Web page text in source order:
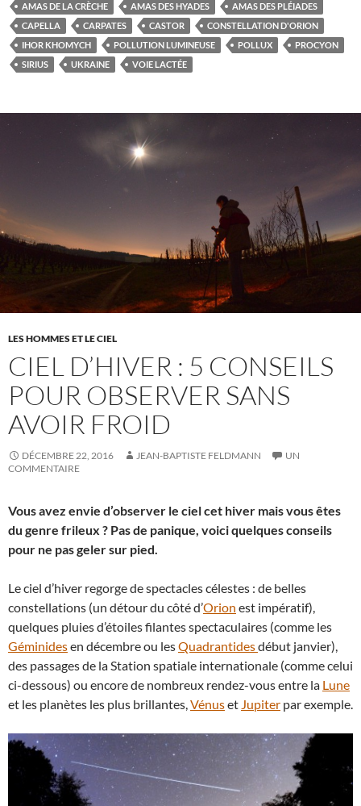
AMAS DE LA CRÈCHE AMAS DES HYADES
AMAS DES PLÉIADES
CAPELLA
CARPATES CASTOR
CONSTELLATION D'ORION
IHOR KHOMYCH
POLLUTION LUMINEUSE POLLUX
PROCYON
SIRIUS
UKRAINE VOIE LACTÉE
LES HOMMES ET LE CIEL
CIEL D’HIVER : 5 CONSEILS
POUR OBSERVER SANS
AVOIR FROID
DÉCEMBRE 22, 2016 JEAN-BAPTISTE FELDMANN
UN
COMMENTAIRE
Vous avez envie d’observer le ciel cet hiver mais vous êtes
du genre frileux ? Pas de panique, voici quelques conseils
pour ne pas geler sur pied.
Le ciel d’hiver regorge de spectacles célestes : de belles
constellations (un détour du côté d’Orion est impératif),
quelques pluies d’étoiles filantes spectaculaires (comme les
Géminidesen décembre ou lesQuadrantidesdébut janvier),
des passages de la Station spatiale internationale (comme celui
ci-dessous) ou encore de nombreux rendez-vous entre la Lune
et les planètes les plus brillantes,Vénuset Jupiter par exemple.